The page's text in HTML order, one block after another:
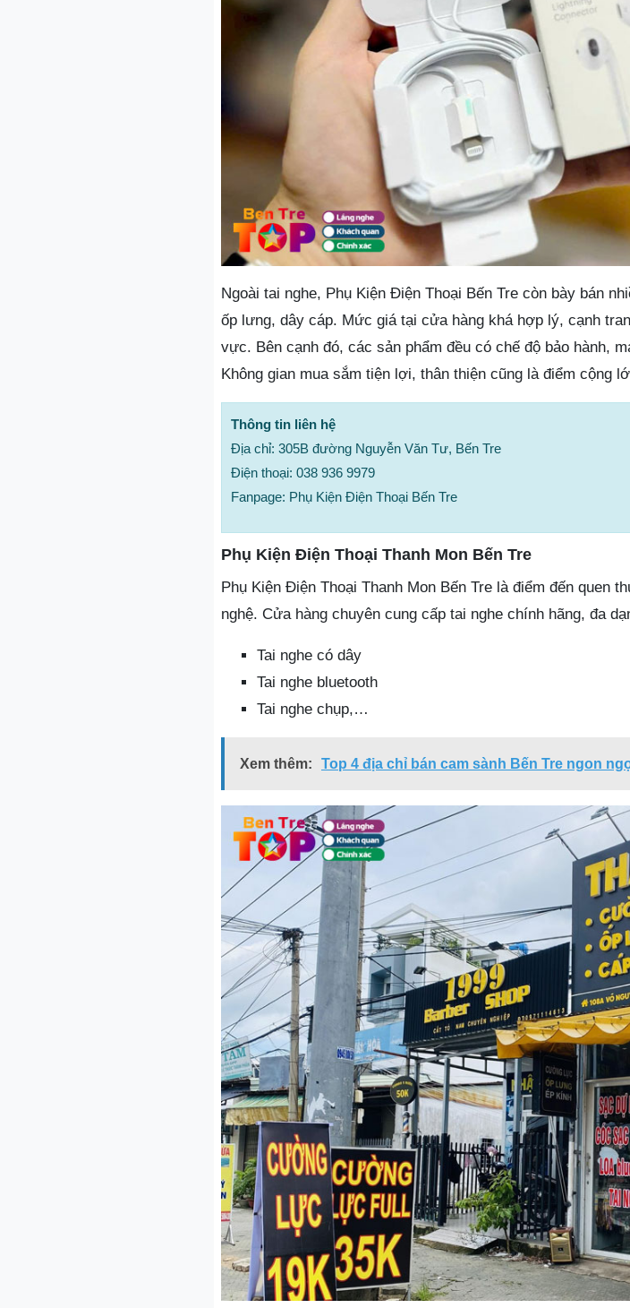
Ngoài tai nghe, Phụ Kiện Điện Thoại Bến Tre còn bày bán
ốp lưng, dây cáp. Mức giá tại cửa hàng khá hợp lý, cạnh
vực. Bên cạnh đó, các sản phẩm đều có chế độ bảo hành,
Không gian mua sắm tiện lợi, thân thiện cũng là điểm cộng
Thông tin liên hệ
Địa chỉ: 305B đường Nguyễn Văn Tư, Bến Tre
Điện thoại: 038 936 9979
Fanpage: Phụ Kiện Điện Thoại Bến Tre
Phụ Kiện Điện Thoại Thanh Mon Bến Tre
Phụ Kiện Điện Thoại Thanh Mon Bến Tre là điểm đến quen
nghệ. Cửa hàng chuyên cung cấp tai nghe chính hãng, đa
Tai nghe có dây
Tai nghe bluetooth
Tai nghe chụp,…
Xem thêm: Top 4 địa chỉ bán cam sành Bến Tre ngon